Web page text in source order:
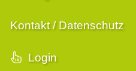
Kontakt / Datenschutz
Login